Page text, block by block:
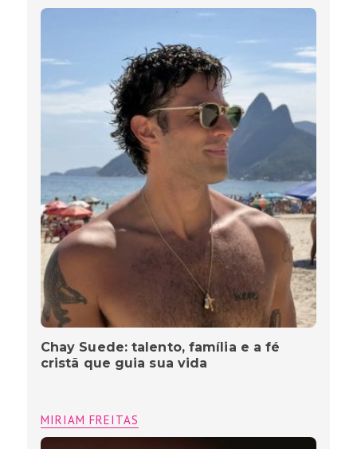
Chay Suede: talento, família e a fé
cristã que guia sua vida
MIRIAM FREITAS